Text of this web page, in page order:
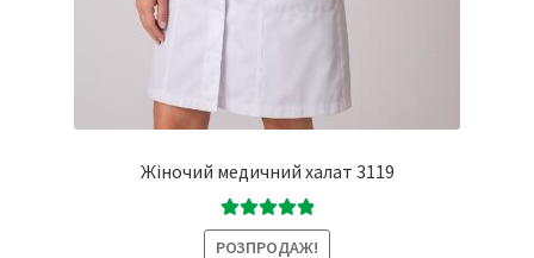
Жіночий медичний халат 3119
Оцінено в
РОЗПРОДАЖ!